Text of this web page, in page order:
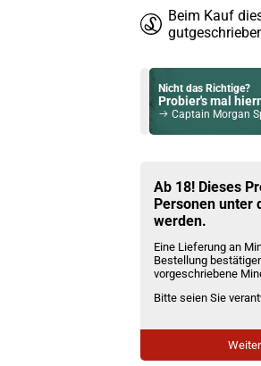
Beim Kauf
Nicht das Richtige?
Probier's mal
Captain Morgan Spiced
Vsticking VIY 1,8ml 750mAh
Ab 18! Dieses
Personen unter
werden.
Eine Lieferung an
Bestellung
vorgeschriebene
Bitte seien Sie